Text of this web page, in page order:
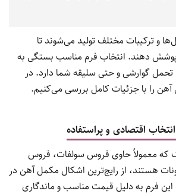
تمرکز شود.
ناخن‌ها: کمبود آهن رشد طبیعی مو و ناخن
سبک: حتی با پیاده‌روی کوتاه ممکن
ایجاد شود.
مشاهده علائم امکان‌پذیر نیست و نیاز به
از این نشانه‌ها می‌تواند به تشخیص
کمک کند.